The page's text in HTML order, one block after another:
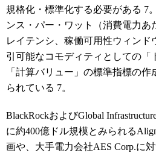
規格化・標準化する必要がある 7
ンス・パー・ワット（消費電力あ
レイテンシ、稼働可用性ウィンド
引可能なコモディティとしての「
「計算バリュー」の標準指標の
られている 7。
BlackRockおよびGlobal
に約400億ドル規模とみられる
画や、大手電力会社AES Corp.に